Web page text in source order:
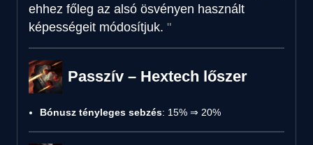
ehhez főleg az alsó ösvényen használt
képességeit módosítjuk.
Passzív – Hextech lőszer
Bónusz tényleges sebzés: 15% ⇒ 20%